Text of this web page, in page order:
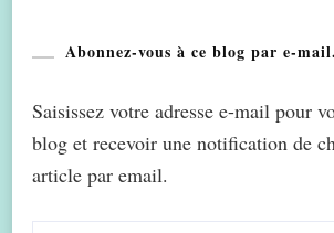
Abonnez-vous à ce blog par e-mail.
Saisissez votre adresse e-mail pour
blog et recevoir une notification de
article par email.